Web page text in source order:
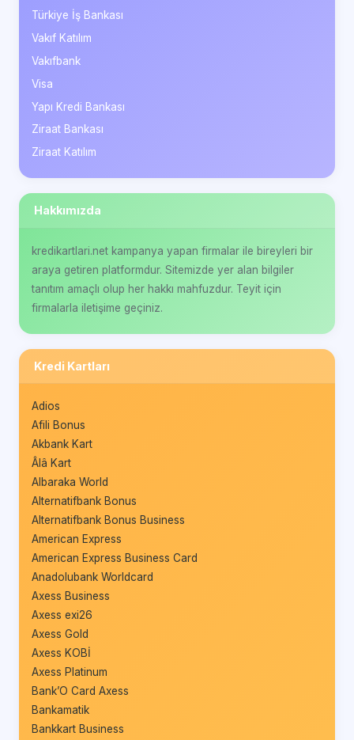
Türkiye İş Bankası
Vakıf Katılım
Vakıfbank
Visa
Yapı Kredi Bankası
Ziraat Bankası
Ziraat Katılım
Hakkımızda
kredikartlari.net kampanya yapan firmalar ile bireyleri bir
araya getiren platformdur. Sitemizde yer alan bilgiler
tanıtım amaçlı olup her hakkı mahfuzdur. Teyit için
firmalarla iletişime geçiniz.
Kredi Kartları
Adios
Afili Bonus
Akbank Kart
Âlâ Kart
Albaraka World
Alternatifbank Bonus
Alternatifbank Bonus Business
American Express
American Express Business Card
Anadolubank Worldcard
Axess Business
Axess exi26
Axess Gold
Axess KOBİ
Axess Platinum
Bank’O Card Axess
Bankamatik
Bankkart Business